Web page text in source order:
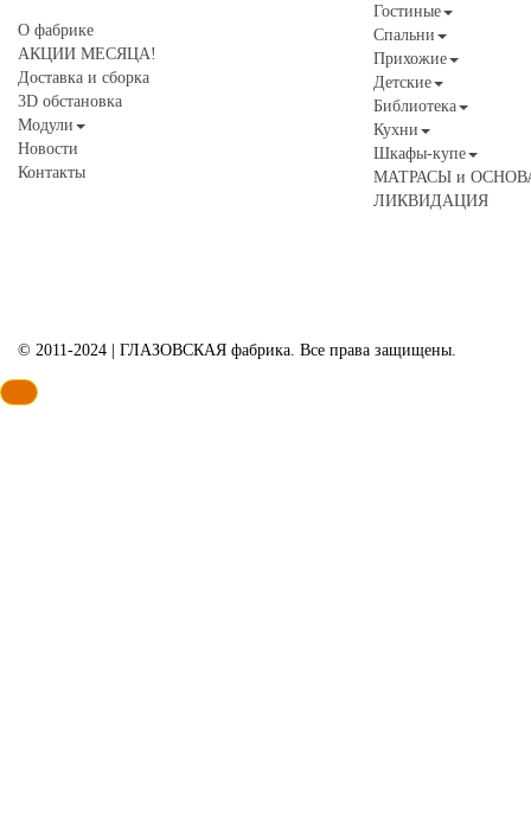
О фабрике
АКЦИИ МЕСЯЦА!
Доставка и сборка
3D обстановка
Модули
Новости
Контакты
Гостиные
Спальни
Прихожие
Детские
Библиотека
Кухни
Шкафы-купе
МАТРАСЫ и
ЛИКВИДАЦИЯ
© 2011-2024 | ГЛАЗОВСКАЯ фабрика. Все права защищены.